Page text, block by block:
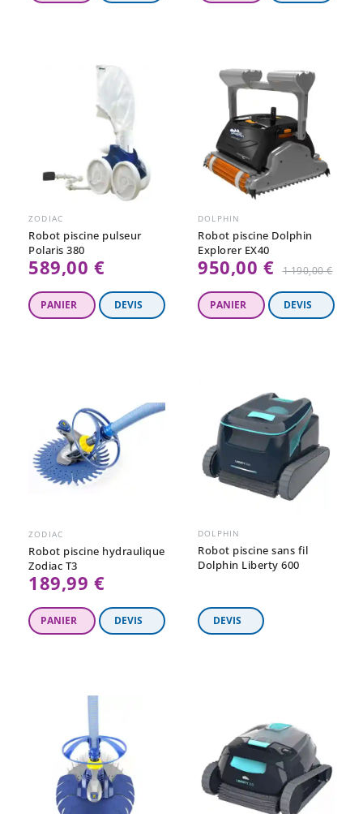
ZODIAC
Robot piscine pulseur
Polaris 380
589,00 €
DOLPHIN
Robot piscine Dolphin
Explorer EX40
950,00 € Prix
​​
régulier
1 190,00 €
ZODIAC
Robot piscine hydraulique
Zodiac T3
189,99 €
DOLPHIN
Robot piscine sans fil
Dolphin Liberty 600